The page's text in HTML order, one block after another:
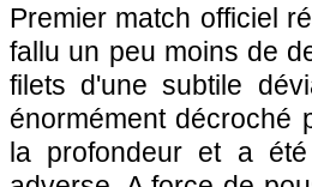
Premier match officiel
fallu un peu moins de
filets d'une subtile
énormément décroché
la profondeur et a